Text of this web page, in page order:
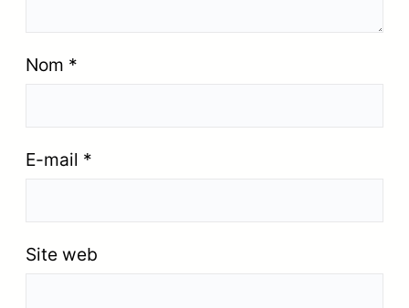
Nom *
E-mail *
Site web